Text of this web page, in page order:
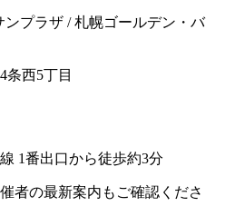
ンプラザ / 札幌ゴールデン・バ
条西5丁目
1番出口から徒歩約3分
者の最新案内もご確認くださ